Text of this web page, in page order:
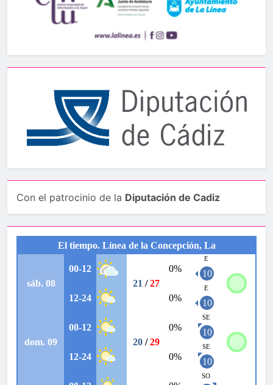
Con el patrocinio de la Diputación de Cadiz